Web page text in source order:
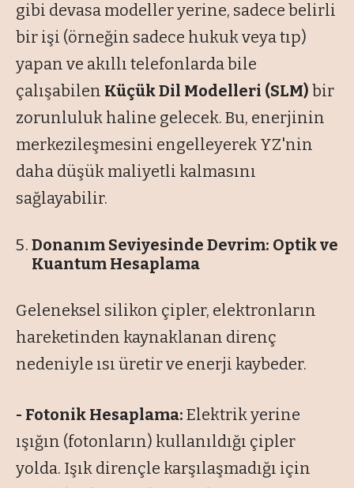
gibi devasa modeller yerine, sadece belirli
bir işi (örneğin sadece hukuk veya tıp)
yapan ve akıllı telefonlarda bile
çalışabilen Küçük Dil Modelleri (SLM) bir
zorunluluk haline gelecek. Bu, enerjinin
merkezileşmesini engelleyerek YZ'nin
daha düşük maliyetli kalmasını
sağlayabilir.
Donanım Seviyesinde Devrim: Optik ve
Kuantum Hesaplama
Geleneksel silikon çipler, elektronların
hareketinden kaynaklanan direnç
nedeniyle ısı üretir ve enerji kaybeder.
- Fotonik Hesaplama: Elektrik yerine
ışığın (fotonların) kullanıldığı çipler
yolda. Işık dirençle karşılaşmadığı için